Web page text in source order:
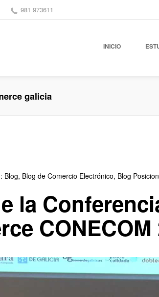
981 973611
INICIO
galicia
Blog, Blog de Comercio Electrónico, Blog
la
CONECOM